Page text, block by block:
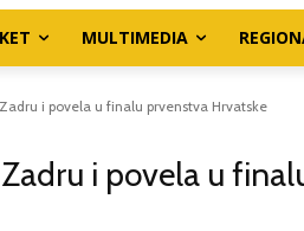
MULTIMEDIA
i povela u finalu prvenstva Hrvatske
i povela u